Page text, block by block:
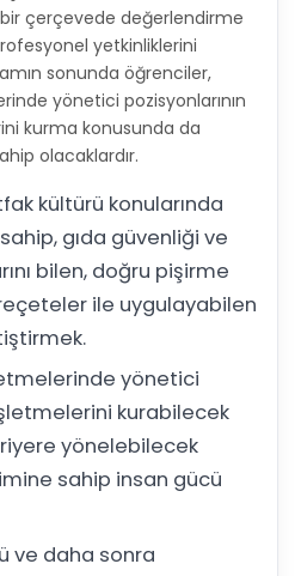
çerçevede değerlendirme
yetkinliklerini
sonunda öğrenciler,
yönetici pozisyonlarının
kurma konusunda da
olacaklardır.
kültürü konularında
gıda güvenliği ve
bilen, doğru pişirme
ile uygulayabilen
yönetici
kurabilecek
yönelebilecek
sahip insan gücü
ve daha sonra